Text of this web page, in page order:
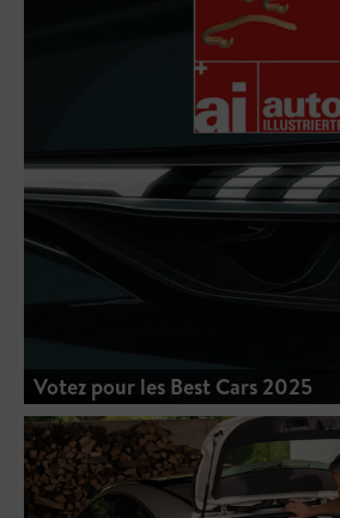
Votez pour les Best Cars 2025